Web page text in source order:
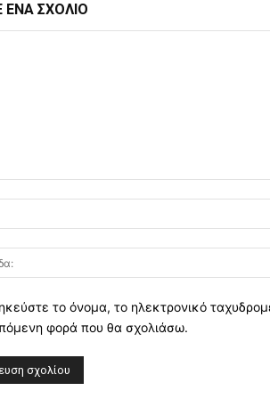
ΣΧΟΛΙΟ
το όνομα, το ηλεκτρονικό
φορά που θα σχολιάσω.